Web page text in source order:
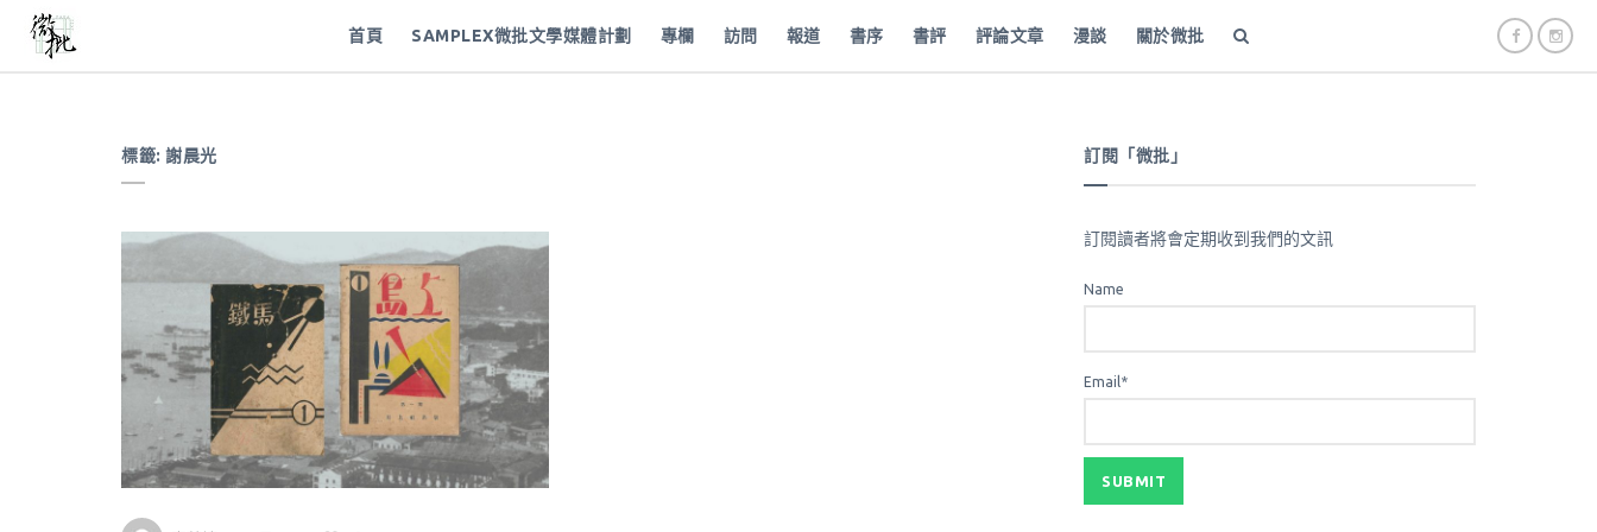
首頁 SAMPLEX微批文學媒體計劃 專欄 訪問 報道 書序 書評 評論文章 漫談 關於微批
標籤: 謝晨光 訂閱「微批」
訂閱讀者將會定期收到我們的文訊
Name
Email*